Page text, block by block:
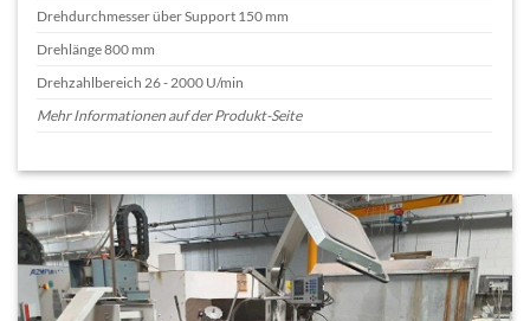
Drehdurchmesser über Support 150 mm
Drehlänge 800 mm
Drehzahlbereich 26 - 2000 U/min
Mehr Informationen auf der Produkt-Seite